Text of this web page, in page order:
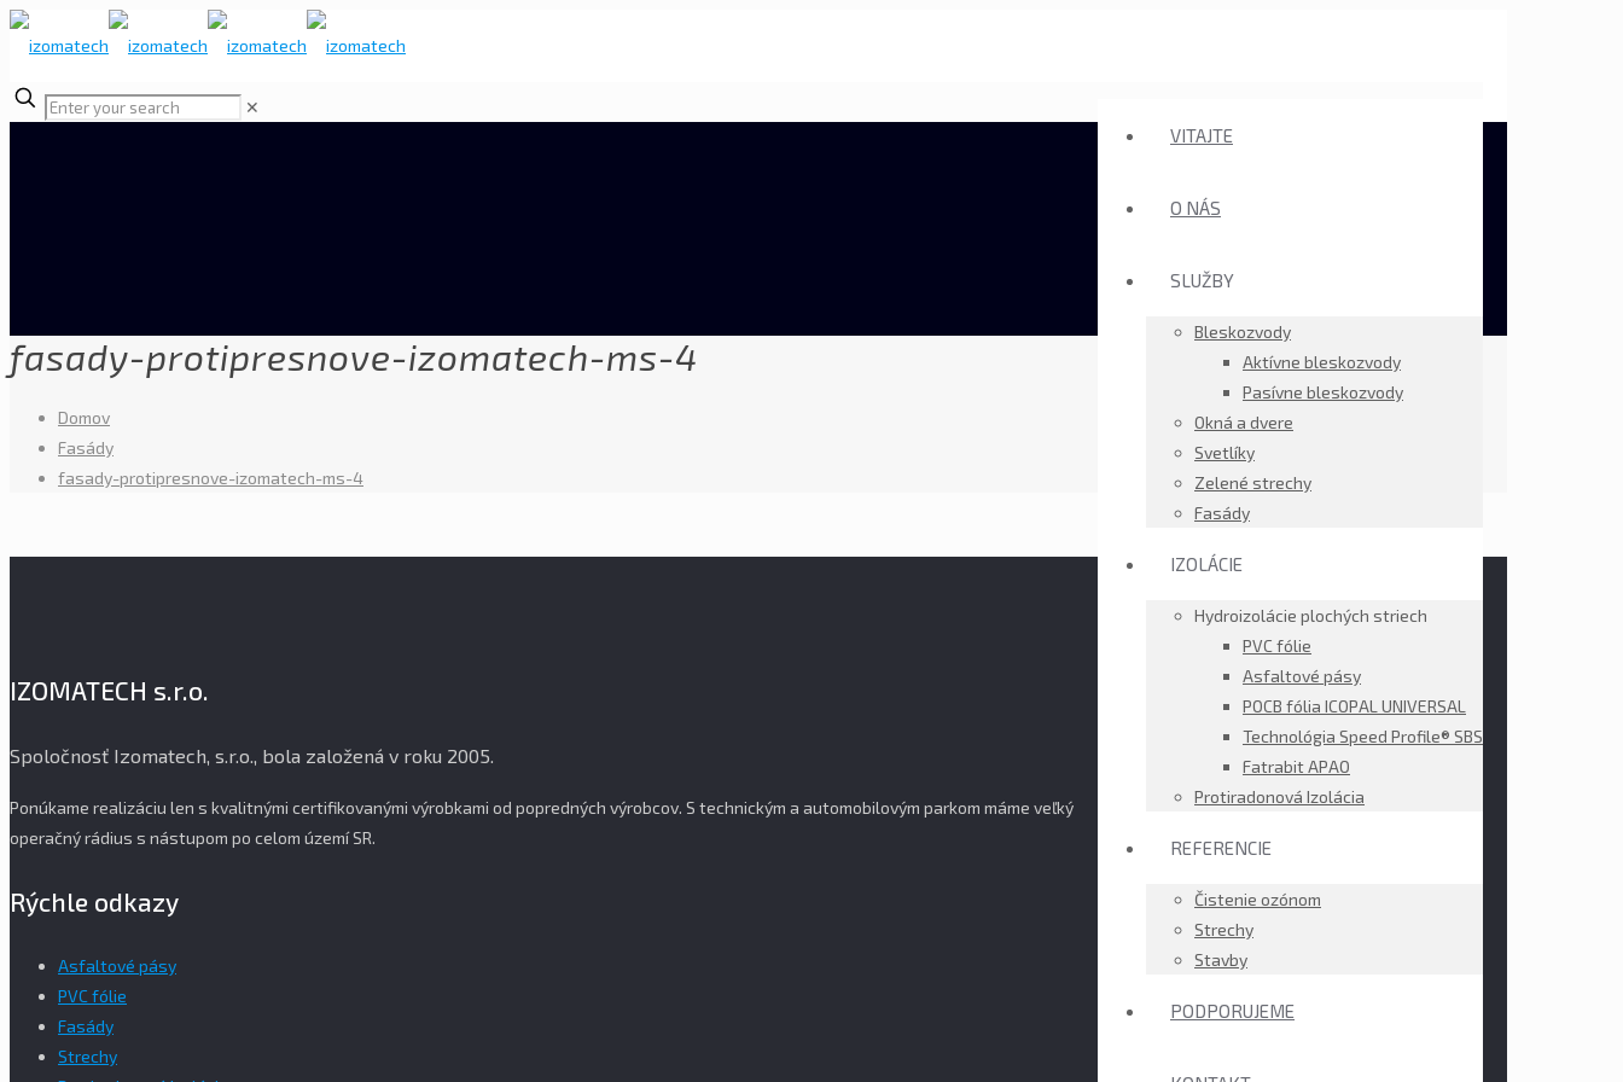
VITAJTE
O NÁS
SLUŽBY
Bleskozvody
Aktívne bleskozvody
Pasívne bleskozvody
Okná a dvere
Svetlíky
Zelené strechy
Fasády
IZOLÁCIE
Hydroizolácie plochých striech
PVC fólie
Asfaltové pásy
POCB fólia ICOPAL UNIVERSAL
Technológia Speed Profile® SBS
Fatrabit APAO
Protiradonová Izolácia
REFERENCIE
Čistenie ozónom
Strechy
Stavby
PODPORUJEME
✕
fasady-protipresnove-izomatech-ms-4
Domov
Fasády
fasady-protipresnove-izomatech-ms-4
IZOMATECH s.r.o.
Spoločnosť Izomatech, s.r.o., bola založená v roku 2005.
Ponúkame realizáciu len s kvalitnými certifikovanými výrobkami od popredných výrobcov. S technickým a automobilovým parkom máme veľký
operačný rádius s nástupom po celom území SR.
Rýchle odkazy
Asfaltové pásy
PVC fólie
Fasády
Strechy